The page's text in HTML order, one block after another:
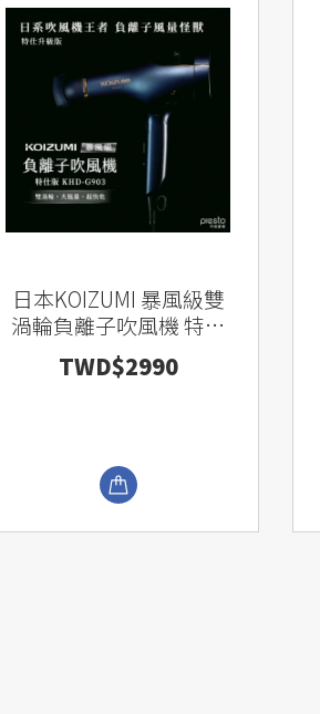
日本KOIZUMI 暴風級雙
渦輪負離子吹風機 特仕
版 KHD-G903
TWD$2990